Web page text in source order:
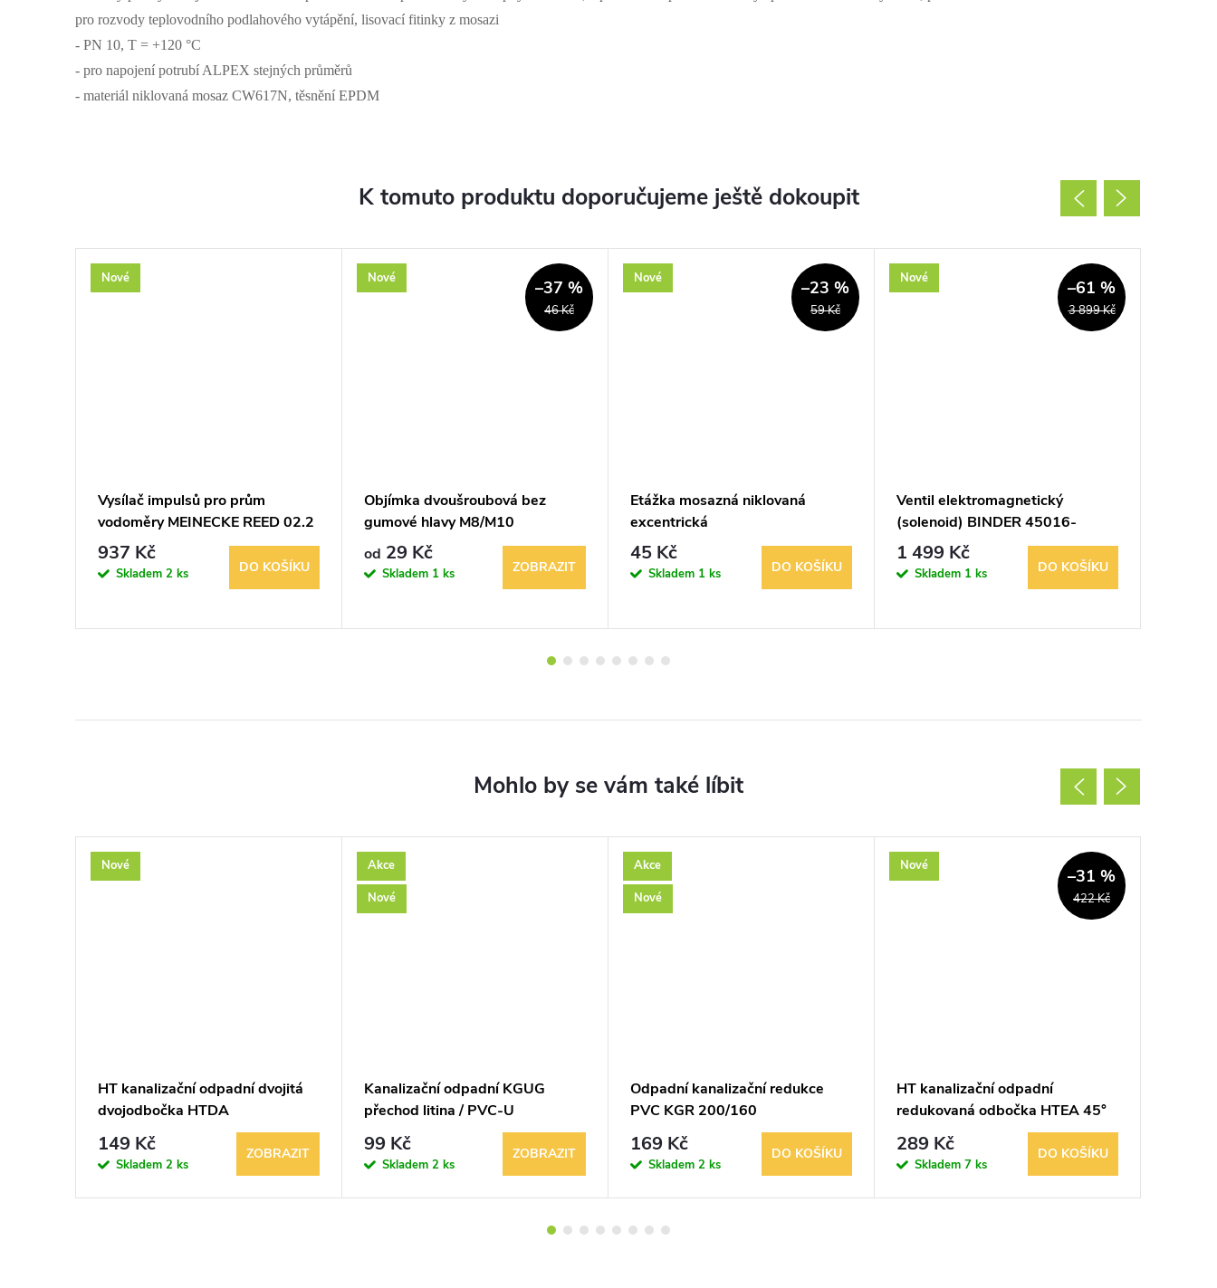
pro rozvody teplovodního podlahového vytápění, lisovací fitinky z mosazi
- PN 10, T = +120 °C
- pro napojení potrubí ALPEX stejných průměrů
- materiál niklovaná mosaz CW617N, těsnění EPDM
K tomuto produktu doporučujeme ještě dokoupit
Nové
Vysílač impulsů pro prům
vodoměry MEINECKE REED 02.2
937 Kč
Skladem 2 ks DO KOŠÍKU
Nové
46 Kč
–37 %
Objímka dvoušroubová bez
gumové hlavy M8/M10
od 29 Kč
Skladem 1 ks ZOBRAZIT
Nové
59 Kč
–23 %
Etážka mosazná niklovaná
excentrická
45 Kč
Skladem 1 ks DO KOŠÍKU
Nové
3 899 Kč
–61 %
Ventil elektromagnetický
(solenoid) BINDER 45016-
03A09 24V
1 499 Kč
Skladem 1 ks DO KOŠÍKU
Nové
HT kanalizační odpadní dvojitá
dvojodbočka HTDA
149 Kč
Skladem 2 ks
ZOBRAZIT
Akce
Nové
Kanalizační odpadní KGUG
přechod litina / PVC-U
99 Kč
Skladem 2 ks
ZOBRAZIT
Akce
Nové
Odpadní kanalizační redukce
PVC KGR 200/160
169 Kč
Skladem 2 ks
DO KOŠÍKU
Nové
422 Kč
–31 %
HT kanalizační odpadní
redukovaná odbočka HTEA 45°
125/110 mm
289 Kč
Skladem 7 ks
DO KOŠÍKU